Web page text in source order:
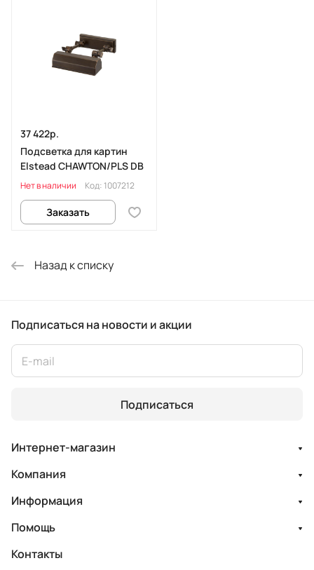
37 422р.
Подсветка для картин
Elstead CHAWTON/PLS DB
Нет в наличии Код: 1007212
Заказать
Назад к списку
Подписаться на новости и акции
Подписаться
Интернет-магазин
Компания
Информация
Помощь
Контакты